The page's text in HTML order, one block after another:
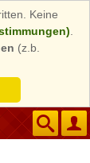
Keine
(z.b.